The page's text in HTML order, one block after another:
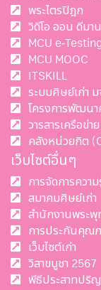
พระไตรปิฎก
วิดีโอ ออน ดีมา
MCU e-
MCU MOOC
ITSKILL
ระบบศิษย์เก่า
โครงการพัฒน
วารสารเครือข่า
คลังหน่วยกิต
เว็บไซต์อื่นๆ
การจัดการควา
สมาคมศิษย์เก่า
สำนักงานพระ
การประกันคุณ
เว็บไซต์เก่า
วิสาขบูชา 2567
พีธีประสาทปริ